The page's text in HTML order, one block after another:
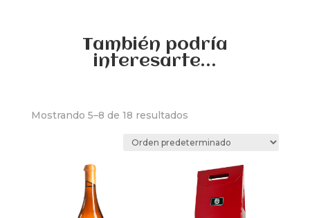
También podría
interesarte…
Mostrando 5–8 de 18 resultados